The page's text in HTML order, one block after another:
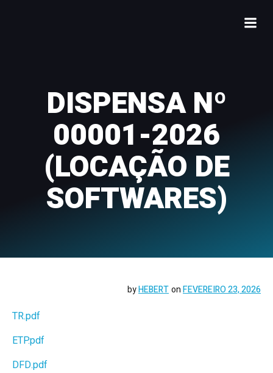
DISPENSA Nº
00001-2026
(LOCAÇÃO DE
SOFTWARES)
byHEBERTonFEVEREIRO 23, 2026
TR.pdf
ETP.pdf
DFD.pdf